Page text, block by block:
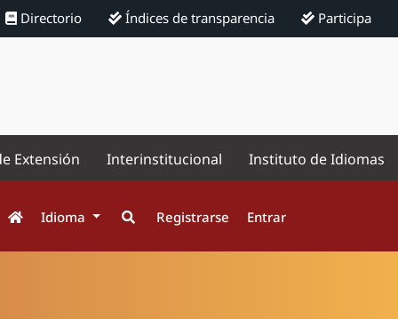
Directorio Índices de transparencia Participa
Extensión Interinstitucional Instituto de Idiomas
Idioma Registrarse Entrar